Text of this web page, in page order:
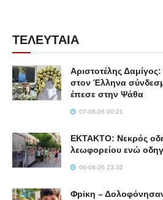
ΤΕΛΕΥΤΑΙΑ
Αριστοτέλης
στον Έλληνα
έπεσε στην Ψάθα
07-08-26 00:21
ΕΚΤΑΚΤΟ: Νεκρός
λεωφορείου ενώ
06-08-26 23:32
Φpiκη – Δολοφόνησαν